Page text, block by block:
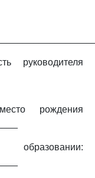
руководителя
рождения